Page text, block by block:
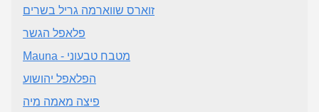
זוארס שווארמה גריל בשרים
פלאפל הגשר
Mauna - מטבח טבעוני
הפלאפל יהושוע
פיצה מאמה מיה